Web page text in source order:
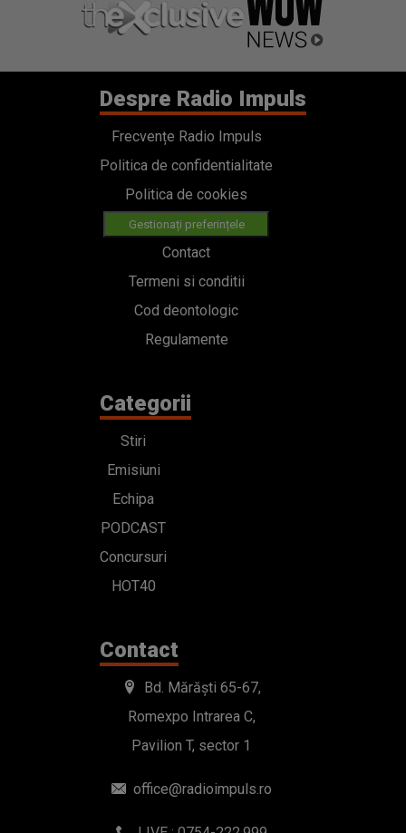
Despre Radio Impuls
Frecvențe Radio Impuls
Politica de confidentialitate
Politica de cookies
Gestionați preferințele
Contact
Termeni si conditii
Cod deontologic
Regulamente
Categorii
Stiri
Emisiuni
Echipa
PODCAST
Concursuri
HOT40
Contact
Bd. Mărăști 65-67,
Romexpo Intrarea C,
Pavilion T, sector 1
office@radioimpuls.ro